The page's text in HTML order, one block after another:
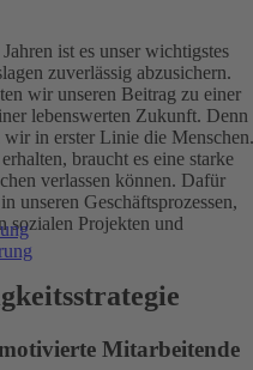
ist es unser wichtigstes
zuverlässig abzusichern.
wir unseren Beitrag zu einer
lebenswerten Zukunft. Denn
wir in erster Linie die Menschen.
braucht es eine starke
verlassen können. Dafür
unseren Geschäftsprozessen,
sozialen Projekten und
Mitarbeitende